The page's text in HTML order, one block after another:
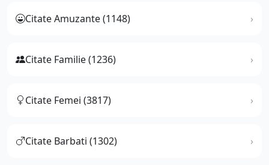
Citate Amuzante (1148)
Citate Familie (1236)
Citate Femei (3817)
Citate Barbati (1302)